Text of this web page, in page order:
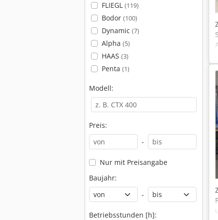
FLIEGL (119)
Bodor (100)
Dynamic (7)
Alpha (5)
HAAS (3)
Penta (1)
Modell:
Preis:
-
Nur mit Preisangabe
Baujahr:
-
Betriebsstunden [h]: